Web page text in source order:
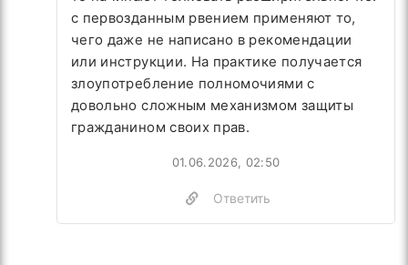
с первозданным рвением применяют то,
чего даже не написано в рекомендации
или инструкции. На практике получается
злоупотребление полномочиями с
довольно сложным механизмом защиты
гражданином своих прав.
01.06.2026, 02:50
Ответить